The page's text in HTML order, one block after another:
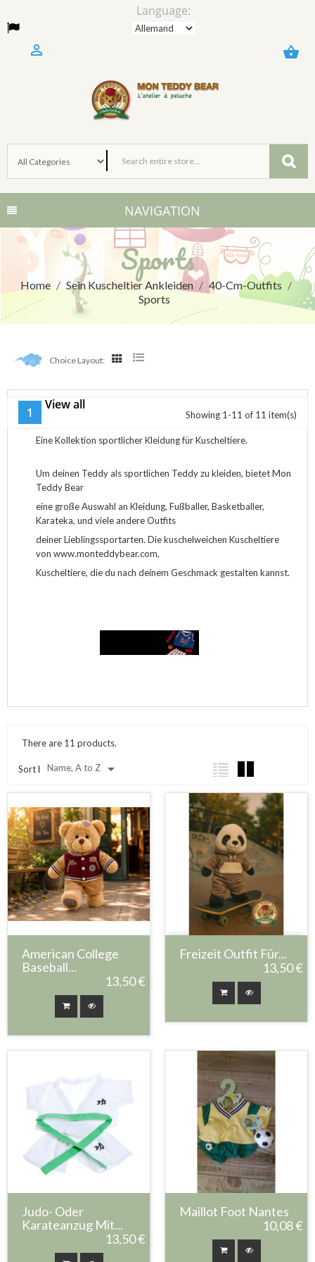
Language:
shopping_basket

NAVIGATION
Sports
Home Sein Kuscheltier Ankleiden
40-Cm-Outfits
Sports
Choice Layout:
Sports
Eine Kollektion sportlicher Kleidung für Kuscheltiere.
Um deinen Teddy als sportlichen Teddy zu kleiden, bietet Mon
Teddy Bear
eine große Auswahl an Kleidung, Fußballer, Basketballer,
Karateka, und viele andere Outfits
deiner Lieblingssportarten. Die kuschelweichen Kuscheltiere
von www.monteddybear.com,
Kuscheltiere, die du nach deinem Geschmack gestalten kannst.
There are 11 products.
Sort by:Name, A to Z 
Showing 1-11 of 11 item(s)
1
View all
American College
Baseball...
13,50 €
Freizeit Outfit Für...
13,50 €
Judo- Oder
Karateanzug Mit...
13,50 €
Maillot Foot Nantes
10,08 €